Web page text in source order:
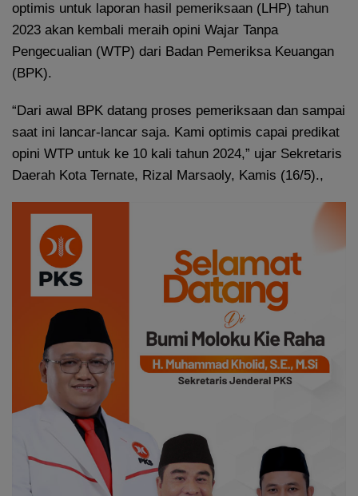
optimis untuk laporan hasil pemeriksaan (LHP) tahun
2023 akan kembali meraih opini Wajar Tanpa
Pengecualian (WTP) dari Badan Pemeriksa Keuangan
(BPK).
“Dari awal BPK datang proses pemeriksaan dan sampai
saat ini lancar-lancar saja. Kami optimis capai predikat
opini WTP untuk ke 10 kali tahun 2024,” ujar Sekretaris
Daerah Kota Ternate, Rizal Marsaoly, Kamis (16/5).,